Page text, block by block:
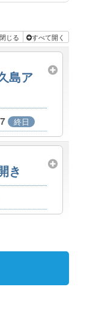
じる すべて開く
島ア
終日
き